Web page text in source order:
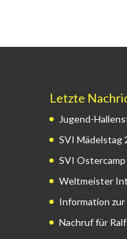
Letzte
Jugend-
SVI Mädelstag
SVI
Weltmeister
Information
Nachruf für